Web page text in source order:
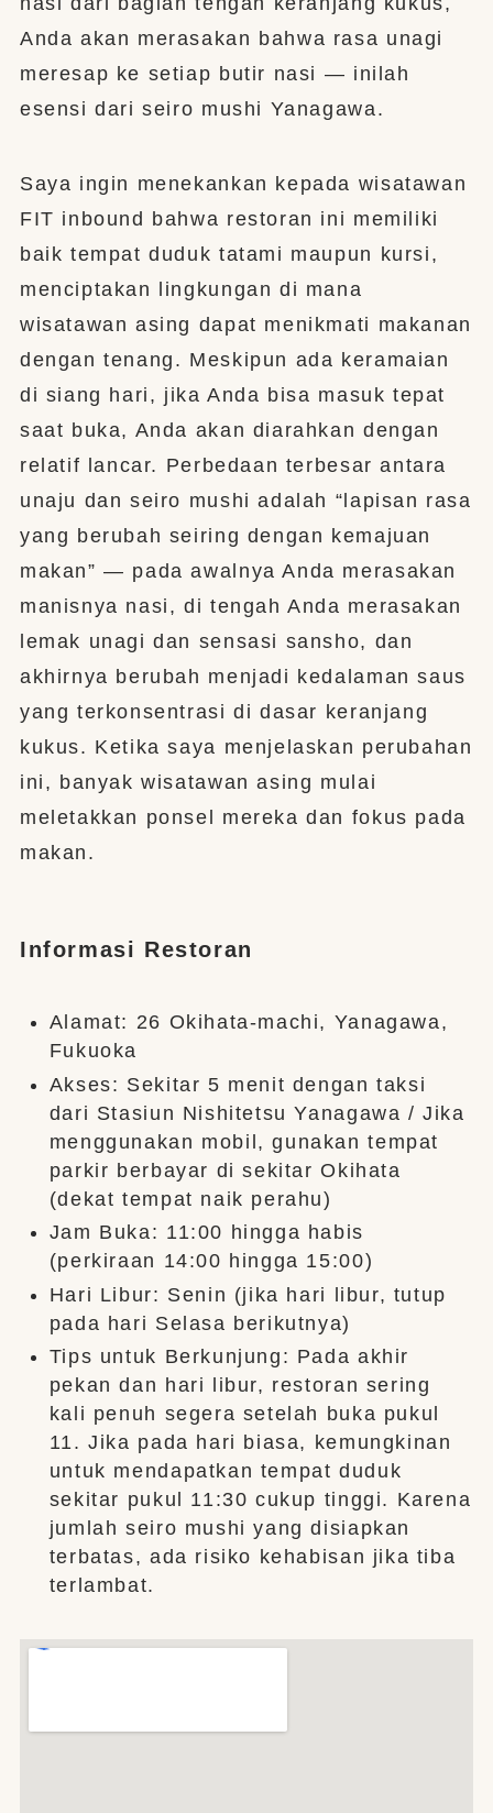
Anda akan merasakan bahwa rasa unagi
meresap ke setiap butir nasi — inilah
esensi dari seiro mushi Yanagawa.
Saya ingin menekankan kepada wisatawan
FIT inbound bahwa restoran ini memiliki
baik tempat duduk tatami maupun kursi,
menciptakan lingkungan di mana
wisatawan asing dapat menikmati makanan
dengan tenang. Meskipun ada keramaian
di siang hari, jika Anda bisa masuk tepat
saat buka, Anda akan diarahkan dengan
relatif lancar. Perbedaan terbesar antara
unaju dan seiro mushi adalah “lapisan rasa
yang berubah seiring dengan kemajuan
makan” — pada awalnya Anda merasakan
manisnya nasi, di tengah Anda merasakan
lemak unagi dan sensasi sansho, dan
akhirnya berubah menjadi kedalaman saus
yang terkonsentrasi di dasar keranjang
kukus. Ketika saya menjelaskan perubahan
ini, banyak wisatawan asing mulai
meletakkan ponsel mereka dan fokus pada
makan.
Informasi Restoran
Alamat: 26 Okihata-machi, Yanagawa,
Fukuoka
Akses: Sekitar 5 menit dengan taksi
dari Stasiun Nishitetsu Yanagawa / Jika
menggunakan mobil, gunakan tempat
parkir berbayar di sekitar Okihata
(dekat tempat naik perahu)
Jam Buka: 11:00 hingga habis
(perkiraan 14:00 hingga 15:00)
Hari Libur: Senin (jika hari libur, tutup
pada hari Selasa berikutnya)
Tips untuk Berkunjung: Pada akhir
pekan dan hari libur, restoran sering
kali penuh segera setelah buka pukul
11. Jika pada hari biasa, kemungkinan
untuk mendapatkan tempat duduk
sekitar pukul 11:30 cukup tinggi. Karena
jumlah seiro mushi yang disiapkan
terbatas, ada risiko kehabisan jika tiba
terlambat.